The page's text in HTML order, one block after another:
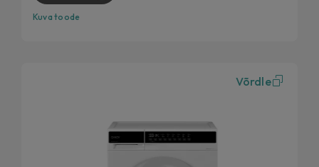
Eemalda 99% igapäevastest plekkidest
Kuva toode
Võrdle